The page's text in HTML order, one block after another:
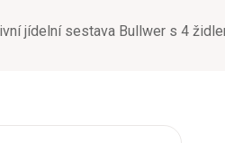
jídelní sestava Bullwer s 4